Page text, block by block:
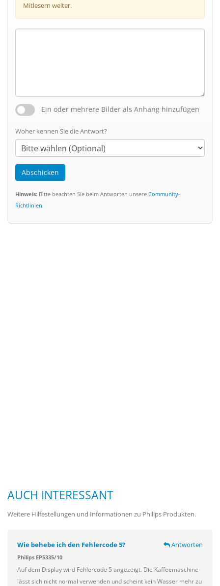
Mitlesern weiter.
Ein oder mehrere Bilder als Anhang hinzufügen
Woher kennen Sie die Antwort?
Abschicken
Hinweis: Bitte beachten Sie beim Antworten unsere Community-
Richtlinien.
AUCH INTERESSANT
Weitere Hilfestellungen und Informationen zu Philips Produkten.
Wie behebe ich den Fehlercode 5? Antworten
Philips EP5335/10
Auf dem Display wird Fehlercode 5 angezeigt. Die Kaffeemaschine
lässt sich nicht normal verwenden und scheint kein Wasser mehr zu